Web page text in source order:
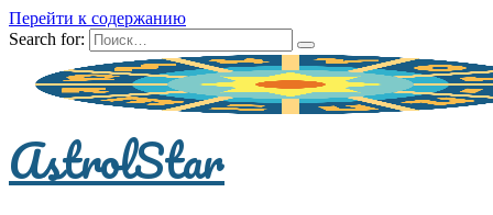
Перейти к содержанию
Search for:
AstrolStar